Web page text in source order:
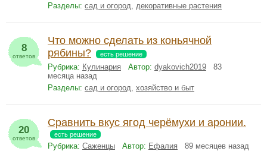
Разделы: сад и огород декоративные растения
8
ответов
Что можно сделать из коньячной
рябины?
есть решение
Рубрика: Кулинария Автор: dyakovich2019 83
месяца назад
Разделы: сад и огород хозяйство и быт
20
ответов
Сравнить вкус ягод черёмухи и аронии.
есть решение
Рубрика: Саженцы Автор: Ефалия 89 месяцев назад